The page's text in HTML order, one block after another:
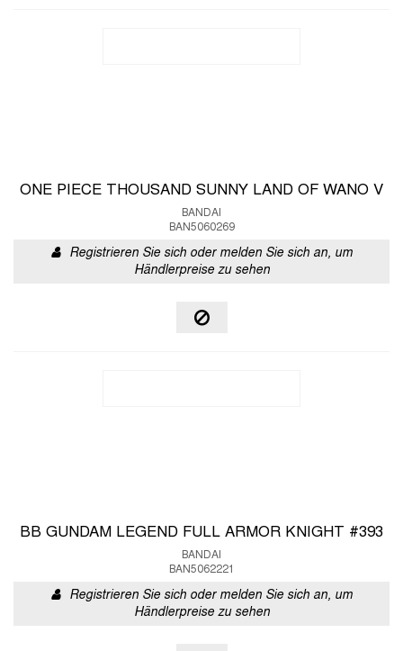
ONE PIECE THOUSAND SUNNY LAND OF WANO V
BANDAI
BAN5060269
Registrieren Sie sich oder melden Sie sich an, um
Händlerpreise zu sehen
BB GUNDAM LEGEND FULL ARMOR KNIGHT #393
BANDAI
BAN5062221
Registrieren Sie sich oder melden Sie sich an, um
Händlerpreise zu sehen